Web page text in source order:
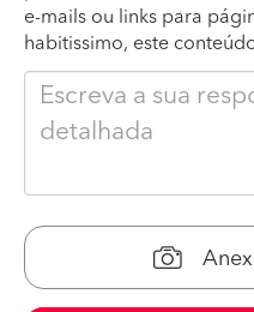
e-mails ou links para
habitissimo, este